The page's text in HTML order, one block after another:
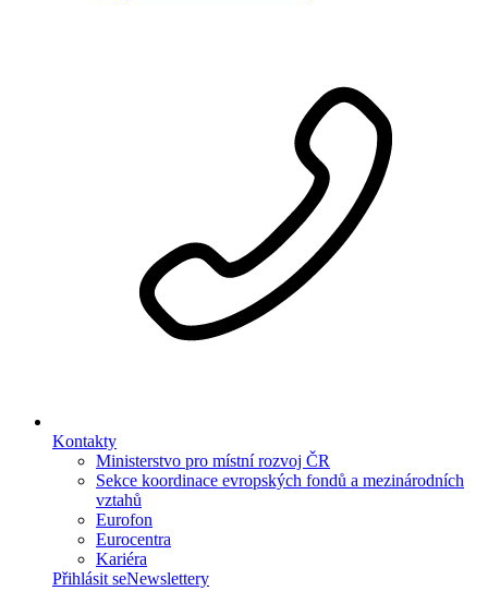
Kontakty
Ministerstvo pro místní rozvoj ČR
Sekce koordinace evropských fondů a mezinárodních
vztahů
Eurofon
Eurocentra
Kariéra
Přihlásit seNewslettery